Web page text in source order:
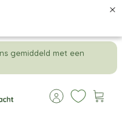
×
gemiddeld met een